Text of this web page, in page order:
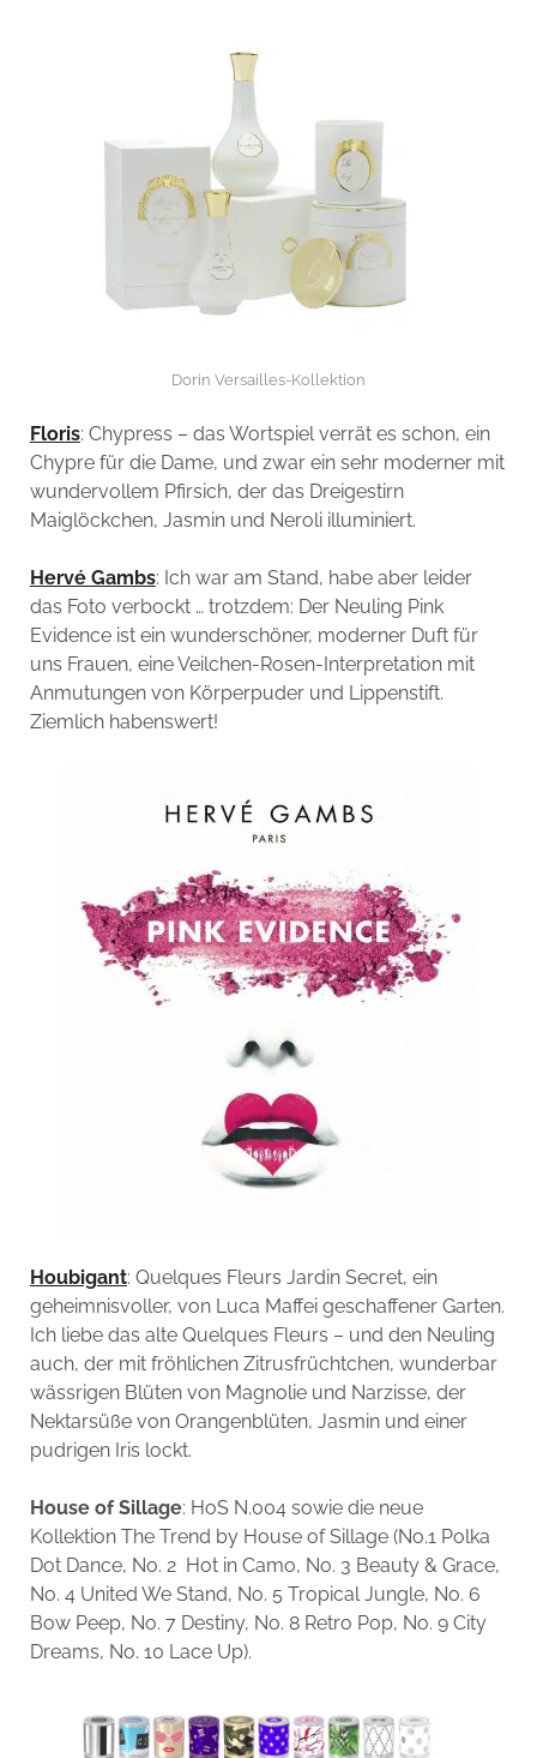
Dorin Versailles-Kollektion
Floris: Chypress – das Wortspiel verrät es schon, ein
Chypre für die Dame, und zwar ein sehr moderner mit
wundervollem Pfirsich, der das Dreigestirn
Maiglöckchen, Jasmin und Neroli illuminiert.
Hervé Gambs: Ich war am Stand, habe aber leider
das Foto verbockt … trotzdem: Der Neuling Pink
Evidence ist ein wunderschöner, moderner Duft für
uns Frauen, eine Veilchen-Rosen-Interpretation mit
Anmutungen von Körperpuder und Lippenstift.
Ziemlich habenswert!
Houbigant: Quelques Fleurs Jardin Secret, ein
geheimnisvoller, von Luca Maffei geschaffener Garten.
Ich liebe das alte Quelques Fleurs – und den Neuling
auch, der mit fröhlichen Zitrusfrüchtchen, wunderbar
wässrigen Blüten von Magnolie und Narzisse, der
Nektarsüße von Orangenblüten, Jasmin und einer
pudrigen Iris lockt.
House of Sillage: HoS N.004 sowie die neue
Kollektion The Trend by House of Sillage (No.1 Polka
Dot Dance, No. 2 Hot in Camo, No. 3 Beauty & Grace,
No. 4 United We Stand, No. 5 Tropical Jungle, No. 6
Bow Peep, No. 7 Destiny, No. 8 Retro Pop, No. 9 City
Dreams, No. 10 Lace Up).